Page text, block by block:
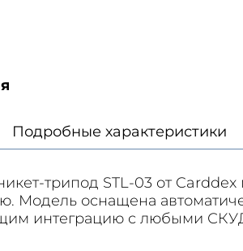
Подробные характеристики
трипод STL-03 от
Модель оснащена
интеграцию с любыми